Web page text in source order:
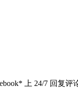
上 24/7 回复评